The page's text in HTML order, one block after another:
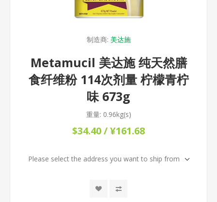
制造商: 美达施
Metamucil 美达施 纯天然膳
食纤维粉 114次剂量 柠檬青柠
味 673g
重量: 0.96kg(s)
$34.40 / ¥161.68
Please select the address you want to ship from